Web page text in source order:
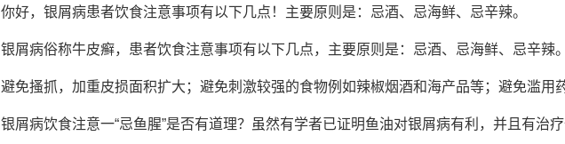
你好，银屑病患者饮食注意事项有以下几点！主要原则是：忌酒、忌海鲜、忌辛辣。
银屑病俗称牛皮癣，患者饮食注意事项有以下几点，主要原则是：忌酒、忌海鲜、忌辛辣。
避免搔抓，加重皮损面积扩大；避免刺激较强的食物例如辣椒烟酒和海产品等；避免滥用
银屑病饮食注意一“忌鱼腥”是否有道理？虽然有学者已证明鱼油对银屑病有利，并且有治